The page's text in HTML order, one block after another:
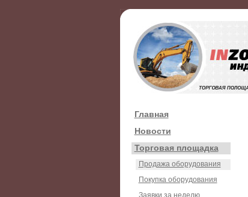
Главная
Новости
Торговая площадка
Продажа оборудования
Покупка оборудования
Заявки за неделю